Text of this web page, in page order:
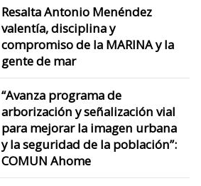
Resalta Antonio Menéndez
valentía, disciplina y
compromiso de la MARINA y la
gente de mar
“Avanza programa de
arborización y señalización vial
para mejorar la imagen urbana
y la seguridad de la población”:
COMUN Ahome